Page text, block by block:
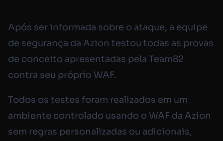
Após ser informada sobre o ataque, a equipe
de segurança da Azion testou todas as provas
de conceito apresentadas pela Team82
contra seu próprio WAF.
Todos os testes foram realizados em um
ambiente controlado usando o WAF da Azion
sem regras personalizadas ou adicionais,